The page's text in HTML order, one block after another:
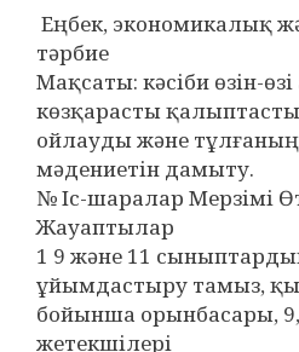
Еңбек, экономикалық
тәрбие
Мақсаты: кәсіби өзін-
көзқарасты
ойлауды және
мәдениетін дамыту.
№ Іс-шаралар Мерзімі
Жауаптылар
1 9 және 11
ұйымдастыру тамыз,
бойынша орынбасары,
жетекшілері